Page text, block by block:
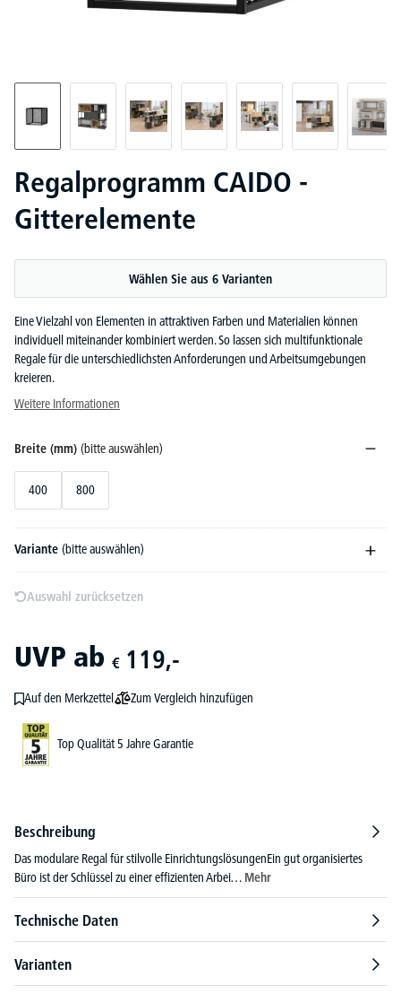
Regalprogramm CAIDO -
Gitterelemente
Wählen Sie aus 6 Varianten
Eine Vielzahl von Elementen in attraktiven Farben und Materialien können
individuell miteinander kombiniert werden. So lassen sich multifunktionale
Regale für die unterschiedlichsten Anforderungen und Arbeitsumgebungen
kreieren.
Weitere Informationen
Breite (mm) (bitte auswählen)
400 800
Variante (bitte auswählen)
Auswahl zurücksetzen
UVP ab € 119,-
Auf den Merkzettel Zum Vergleich hinzufügen
Top Qualität 5 Jahre Garantie
Beschreibung
Das modulare Regal für stilvolle EinrichtungslösungenEin gut organisiertes
Büro ist der Schlüssel zu einer effizienten Arbei… Mehr
Technische Daten
Varianten